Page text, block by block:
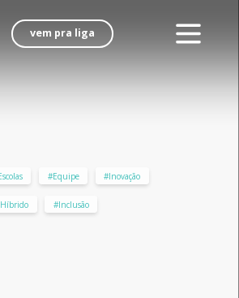
vem pra liga
#Equipe #Inovação
#Inclusão